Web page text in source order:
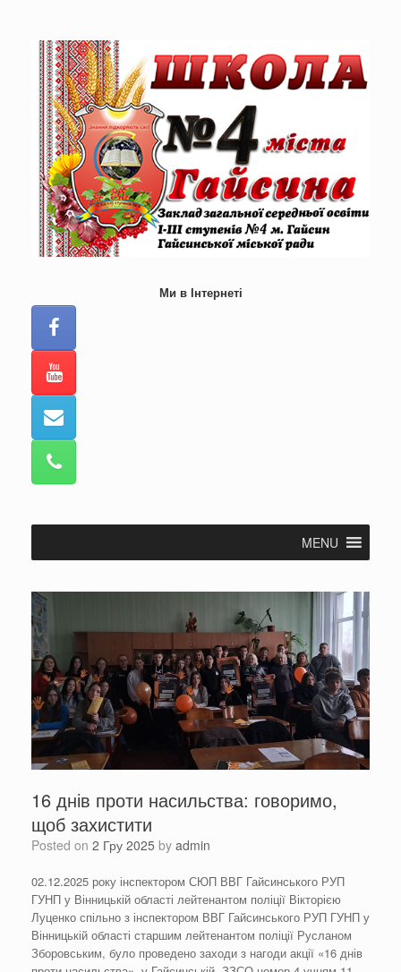
Ми в Інтернеті
MENU
16 днів проти насильства: говоримо,
щоб захистити
Posted on 2 Гру 2025 by admin
02.12.2025 року інспектором СЮП ВВГ Гайсинського РУП
ГУНП у Вінницькій області лейтенантом поліції Вікторією
Луценко спільно з інспектором ВВГ Гайсинського РУП ГУНП у
Вінницькій області старшим лейтенантом поліції Русланом
Зборовським, було проведено заходи з нагоди акції «16 днів